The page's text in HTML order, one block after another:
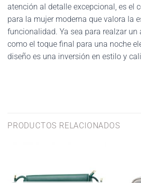
atención al detalle excepcional, es el
para la mujer moderna que valora la
funcionalidad. Ya sea para realzar un
como el toque final para una noche
diseño es una inversión en estilo y
PRODUCTOS RELACIONADOS